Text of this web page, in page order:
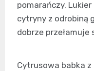
pomarańczy.
cytryny z odrobiną
dobrze przełamuje
Cytrusowa babka z